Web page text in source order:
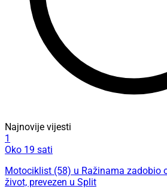
Najnovije vijesti
1
Oko 19 sati
Motociklist (58) u Ražinama zadobio
život, prevezen u Split